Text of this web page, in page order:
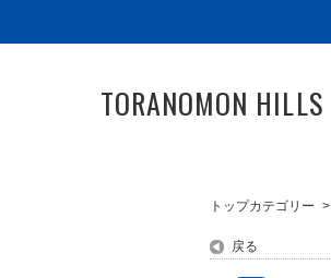
TORANOMON HILLS
トップカテゴリー >
戻る